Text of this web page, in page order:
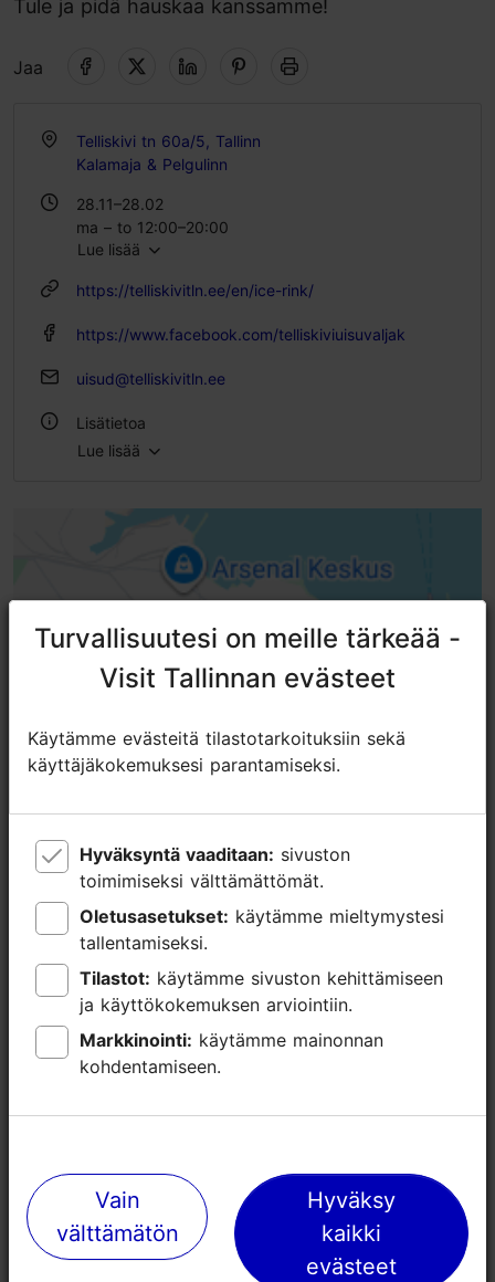
Tule ja pidä hauskaa kanssamme!
Jaa
Telliskivi tn 60a/5, Tallinn
Kalamaja & Pelgulinn
28.11–28.02
ma – to 12:00–20:00
pe 12:00–22:00
su 10:00–20:00
Lue lisää
https://telliskivitln.ee/en/ice-rink/
https://www.facebook.com/telliskiviuisuvaljak
uisud@telliskivitln.ee
Lisätietoa
Lue lisää
Lähellä olevia paikkoja
Turvallisuutesi on meille tärkeää -
Visit Tallinnan evästeet
Käytämme evästeitä tilastotarkoituksiin sekä
käyttäjäkokemuksesi parantamiseksi.
Hyväksyntä vaaditaan:
toimimiseksi välttämättömät.
Oletusasetukset:
tallentamiseksi.
Tilastot:
ja käyttökokemuksen arviointiin.
Markkinointi:
kohdentamiseen.
Vain
välttämätön
Hyväksy
kaikki
evästeet
Turvallisuutesi on meille tärkeää -
Visit Tallinnan evästeet
Käytämme evästeitä tilastotarkoituksiin sekä
käyttäjäkokemuksesi parantamiseksi.
Hyväksyntä vaaditaan:
toimimiseksi välttämättömät.
Oletusasetukset:
tallentamiseksi.
Tilastot:
ja käyttökokemuksen arviointiin.
Markkinointi:
kohdentamiseen.
Vain
välttämätön
Hyväksy
kaikki
evästeet